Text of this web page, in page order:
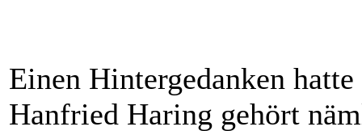
Einen Hintergedanken
Hanfried Haring gehört